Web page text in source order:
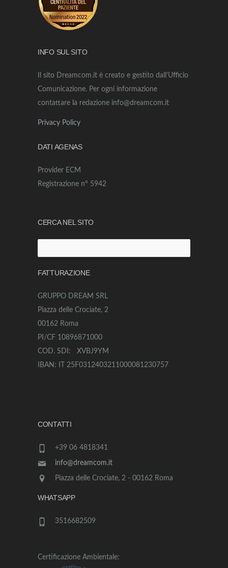
INFO SUL SITO
Il sito Dreamcom.it è creato e gestito dall’Ufficio
Comunicazione. Per ogni informazione
contattare la redazione info@dreamcom.it
Privacy Policy
DATI AGENAS
Provider ECM
Registrazione n° 5942
CERCA NEL SITO
per:
FATTURAZIONE
GRUPPO DREAM SRL
Piazza delle Crociate, 2
00162 Roma
PI/CF 10896871000
COD. SDI: XVBJ9YM
IBAN: IT 25F0312403211000081230757
CONTATTI
+39 06 4818341
info@dreamcom.it
Piazza delle Crociate, 2 - 00162 Roma
WHATSAPP
3516682509
Certificazione Ambientale: